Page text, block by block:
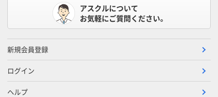
アスクルについて
お気軽にご質問ください。
新規会員登録
ログイン
ヘルプ